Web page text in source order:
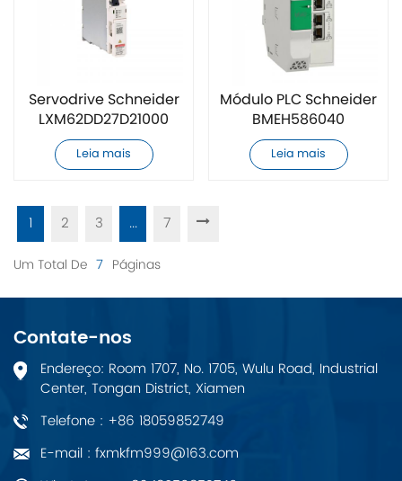
Servodrive Schneider
LXM62DD27D21000
novo
Leia mais
Módulo PLC Schneider
BMEH586040
totalmente novo
Leia mais
1 2 3 ... 7
Um Total De 7 Páginas
Contate-nos
Endereço: Room 1707, No. 1705, Wulu Road, Industrial
Center, Tongan District, Xiamen
Telefone : +86 18059852749
E-mail : fxmkfm999@163.com